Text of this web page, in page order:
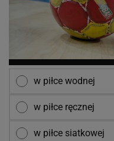
w piłce wodnej
w piłce ręcznej
w piłce siatkowej